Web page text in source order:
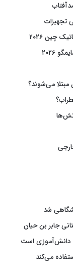
تجهیزات
چین ۲۰۲۶
۲۰۲۶
مبتلا می‌شوند؟
شد
دانش‌آموزی است
می‌کند